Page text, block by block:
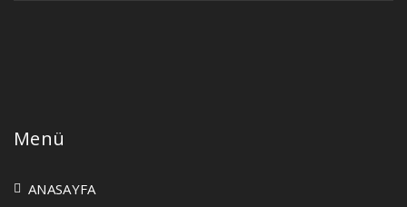
Menü
ANASAYFA